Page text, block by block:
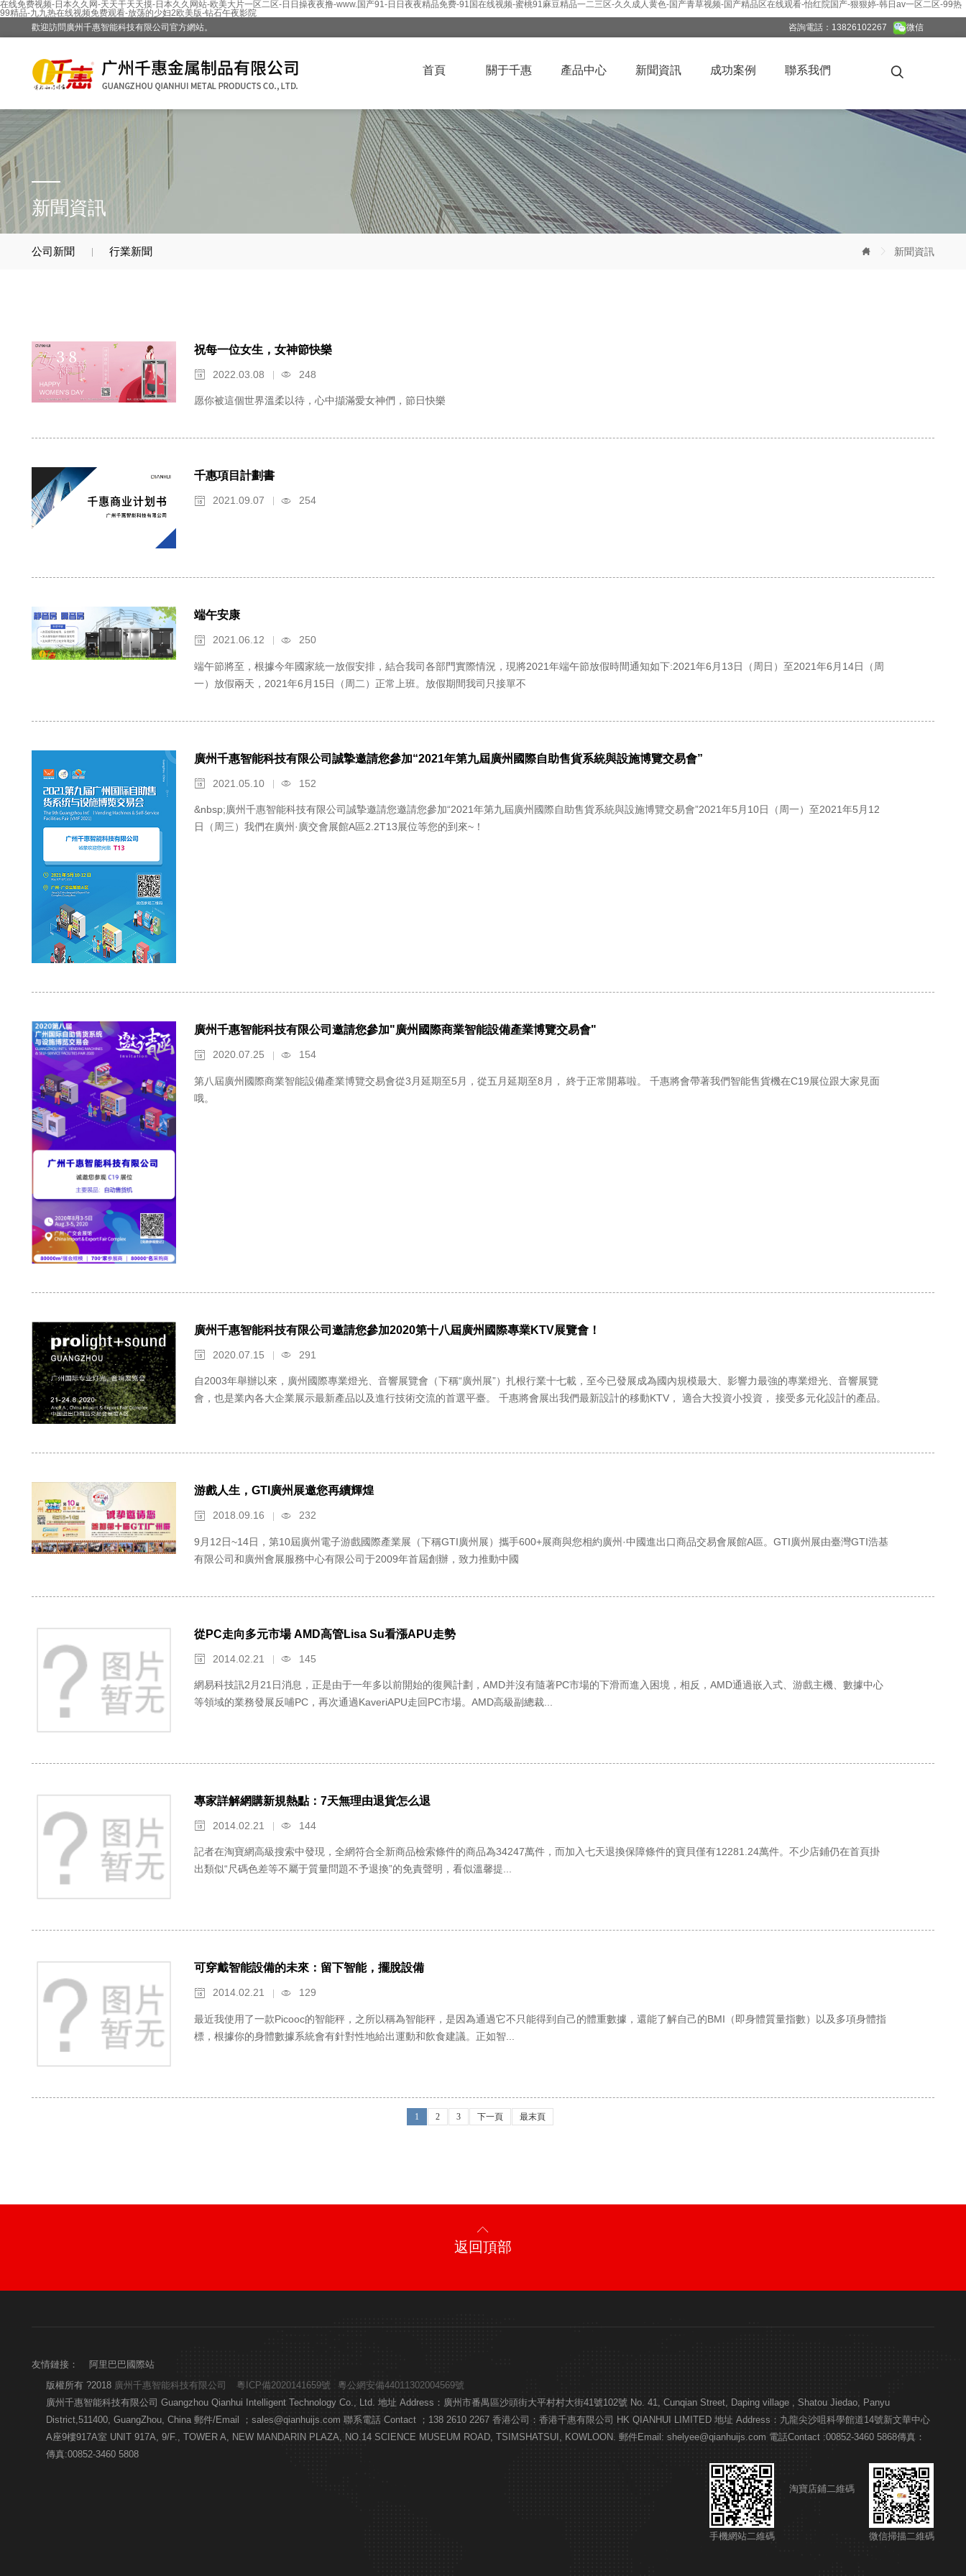
在线免费视频-日本久久网-天天干天天摸-日本久久网站-欧美大片一区二区-日日操夜夜撸-www.国产91-日日夜夜精品免费-91国在线视频-蜜桃91麻豆精品一二三区-久久成人黄色-国产青草视频-国产精品区在线观看-怡红院国产-狠狠婷-韩日av一区二区-99热
99精品-九九热在线视频免费观看-放荡的少妇2欧美版-钻石午夜影院
歡迎訪問廣州千惠智能科技有限公司官方網站。
微信
咨詢電話：13826102267
首頁 關于千惠 產品中心 新聞資訊 成功案例 聯系我們 
新聞資訊
  新聞資訊
公司新聞 行業新聞
祝每一位女生，女神節快樂
 2022.03.08  248
愿你被這個世界溫柔以待，心中擷滿愛女神們，節日快樂
千惠項目計劃書
 2021.09.07  254
端午安康
 2021.06.12  250
端午節將至，根據今年國家統一放假安排，結合我司各部門實際情況，現將2021年端午節放假時間通知如下:2021年6月13日（周日）至2021年6月14日（周
一）放假兩天，2021年6月15日（周二）正常上班。放假期間我司只接單不
廣州千惠智能科技有限公司誠摯邀請您參加“2021年第九屆廣州國際自助售貨系統與設施博覽交易會”
 2021.05.10  152
&nbsp;廣州千惠智能科技有限公司誠摯邀請您邀請您參加“2021年第九屆廣州國際自助售貨系統與設施博覽交易會”2021年5月10日（周一）至2021年5月12
日（周三）我們在廣州·廣交會展館A區2.2T13展位等您的到來~！
廣州千惠智能科技有限公司邀請您參加"廣州國際商業智能設備產業博覽交易會"
 2020.07.25  154
第八屆廣州國際商業智能設備產業博覽交易會從3月延期至5月，從五月延期至8月， 終于正常開幕啦。 千惠將會帶著我們智能售貨機在C19展位跟大家見面
哦。
廣州千惠智能科技有限公司邀請您參加2020第十八屆廣州國際專業KTV展覽會！
 2020.07.15  291
自2003年舉辦以來，廣州國際專業燈光、音響展覽會（下稱“廣州展”）扎根行業十七載，至今已發展成為國內規模最大、影響力最強的專業燈光、音響展覽
會，也是業內各大企業展示最新產品以及進行技術交流的首選平臺。 千惠將會展出我們最新設計的移動KTV， 適合大投資小投資， 接受多元化設計的產品。
游戲人生，GTI廣州展邀您再續輝煌
 2018.09.16  232
9月12日~14日，第10屆廣州電子游戲國際產業展（下稱GTI廣州展）攜手600+展商與您相約廣州·中國進出口商品交易會展館A區。GTI廣州展由臺灣GTI浩基
有限公司和廣州會展服務中心有限公司于2009年首屆創辦，致力推動中國
從PC走向多元市場 AMD高管Lisa Su看漲APU走勢
 2014.02.21  145
網易科技訊2月21日消息，正是由于一年多以前開始的復興計劃，AMD并沒有隨著PC市場的下滑而進入困境，相反，AMD通過嵌入式、游戲主機、數據中心
等領域的業務發展反哺PC，再次通過KaveriAPU走回PC市場。AMD高級副總裁...
專家詳解網購新規熱點：7天無理由退貨怎么退
 2014.02.21  144
記者在淘寶網高級搜索中發現，全網符合全新商品檢索條件的商品為34247萬件，而加入七天退換保障條件的寶貝僅有12281.24萬件。不少店鋪仍在首頁掛
出類似“尺碼色差等不屬于質量問題不予退換”的免責聲明，看似溫馨提...
可穿戴智能設備的未來：留下智能，擺脫設備
 2014.02.21  129
最近我使用了一款Picooc的智能秤，之所以稱為智能秤，是因為通過它不只能得到自己的體重數據，還能了解自己的BMI（即身體質量指數）以及多項身體指
標，根據你的身體數據系統會有針對性地給出運動和飲食建議。正如智...
1 2 3 下一頁 最末頁

返回頂部
友情鏈接：
阿里巴巴國際站
版權所有 ?2018 廣州千惠智能科技有限公司 粵ICP備2020141659號
粵公網安備44011302004569號
廣州千惠智能科技有限公司 Guangzhou Qianhui Intelligent Technology Co., Ltd. 地址 Address：廣州市番禺區沙頭街大平村村大街41號102號 No. 41, Cunqian Street, Daping village , Shatou Jiedao, Panyu
District,511400, GuangZhou, China 郵件/Email ；sales@qianhuijs.com 聯系電話 Contact ；138 2610 2267 香港公司：香港千惠有限公司 HK QIANHUI LIMITED 地址 Address：九龍尖沙咀科學館道14號新文華中心
A座9樓917A室 UNIT 917A, 9/F., TOWER A, NEW MANDARIN PLAZA, NO.14 SCIENCE MUSEUM ROAD, TSIMSHATSUI, KOWLOON. 郵件Email: shelyee@qianhuijs.com 電話Contact :00852-3460 5868傳真：
傳真:00852-3460 5808
微信掃描二維碼
淘寶店鋪二維碼
手機網站二維碼